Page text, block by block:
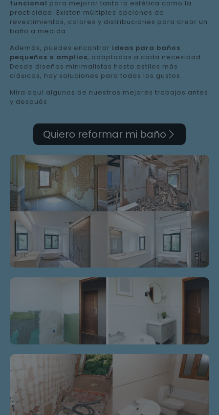
funcional para mejorar tanto la estética como la
practicidad. Existen múltiples opciones de
revestimientos, colores y distribuciones para crear un
baño a medida.
Además, puedes encontrar ideas para baños
pequeños o amplios, adaptadas a cada necesidad.
Desde diseños minimalistas hasta estilos más
clásicos, hay soluciones para todos los gustos.
Mira aquí algunos de nuestros mejores trabajos antes
y después.
Quiero reformar mi baño